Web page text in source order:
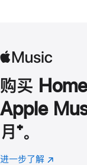
购买
Apple
月 脚
注
⁺。
进一步了解 Apple
(在